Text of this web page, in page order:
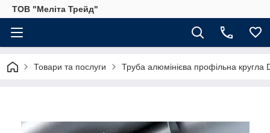
ТОВ "Меліта Трейд"
Товари та послуги Труба алюмінієва профільна